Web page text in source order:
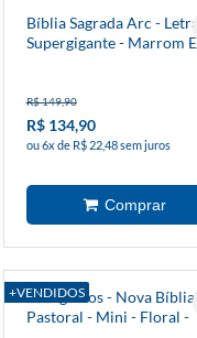
Bíblia Sagrada Arc - Letra
Supergigante - Marrom E
R$ 149,90
R$ 134,90
ou 6x de R$ 22,48 sem juros
+VENDIDOS
Evangelhos - Nova Bíblia
Pastoral - Mini - Floral -